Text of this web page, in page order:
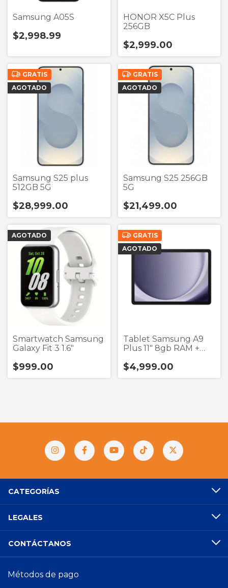
Samsung A05S
$2,998.99
HONOR X5C Plus
256GB
$2,999.00
GRATIS
AGOTADO
Samsung S25 plus
512GB 5G
$28,999.00
GRATIS
AGOTADO
Samsung S25 256GB
5G
$21,499.00
AGOTADO
Smartwatch Samsung
Galaxy Fit 3 1.6"
$999.00
GRATIS
AGOTADO
Tablet Samsung A9
Plus 11" 8gb RAM +
$4,999.00
CATEGORÍAS
LEGALES
CONTÁCTANOS
Métodos de pago